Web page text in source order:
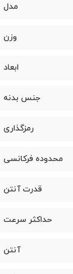
مدل
وزن
ابعاد
جنس بدنه
رمزگذاری
محدوده فرکانسی
قدرت آنتن
حداکثر سرعت
آنتن